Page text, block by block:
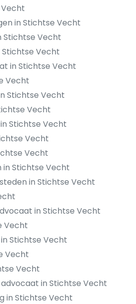
in Stichtse Vecht
Stichtse Vecht
Vecht
in Stichtse Vecht
Vecht
Stichtse Vecht
Vecht
Stichtse Vecht
Vecht
Vecht
Stichtse Vecht
in Stichtse Vecht
in Stichtse Vecht
Vecht
Stichtse Vecht
Vecht
Vecht
in Stichtse Vecht
in Stichtse Vecht